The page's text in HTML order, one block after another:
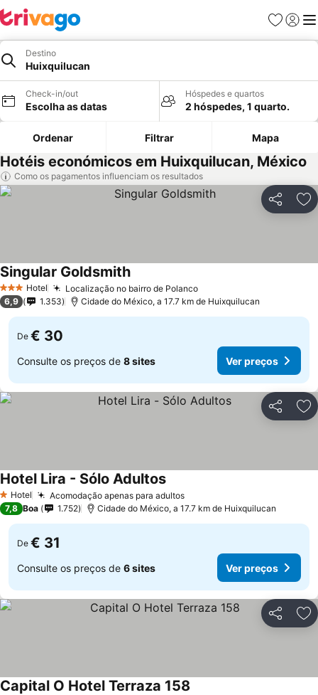
Favoritos
Iniciar
Destino
Huixquilucan
Check-in/out
Escolha as datas
Hóspedes e quartos
2 hóspedes, 1 quarto.
Ordenar Filtrar Mapa
Hotéis económicos em Huixquilucan, México
Como os pagamentos influenciam os resultados
Partilhar
3 EstrelasHotel Localização no bairro de PolancoVer preços
Singular GoldsmithVer preços
6,9 1.353 Cidade do México, a 17.7 km de Huixquilucan
De € 30
Consulte os preços de 8 sites Ver preços
Partilhar
1 Estrelas
Hotel Acomodação apenas para adultosVer preços
Hotel Lira - Sólo AdultosVer preços
7,8 Boa 1.752 Cidade do México, a 17.7 km de Huixquilucan
De € 31
Consulte os preços de 6 sites Ver preços
Partilhar
Capital O Hotel Terraza 158